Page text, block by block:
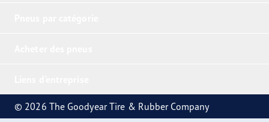
© 2026 The Goodyear Tire & Rubber Company